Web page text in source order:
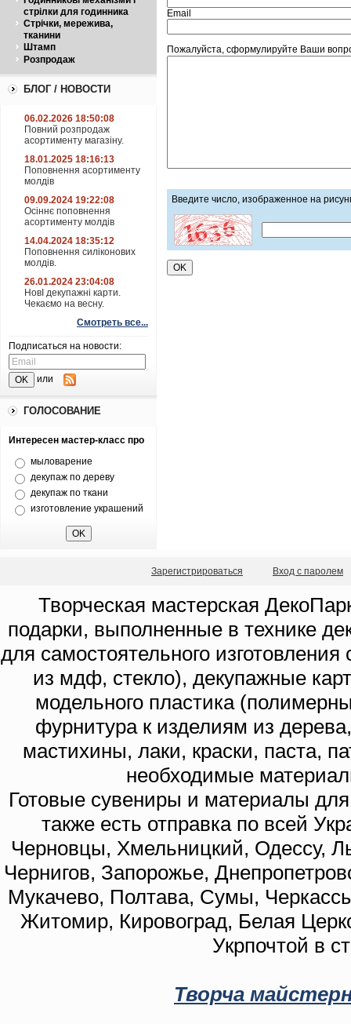
стрілки для годинника
Стрічки, мережива,
тканини
Штамп
Розпродаж
БЛОГ / НОВОСТИ
06.02.2026 18:50:08
Повний розпродаж
асортименту магазіну.
18.01.2025 18:16:13
Поповнення асортименту
молдів
09.09.2024 19:22:08
Осіннє поповнення
асортименту молдів
14.04.2024 18:35:12
Поповнення силіконових
молдів.
26.01.2024 23:04:08
НовІ декупажні карти.
Чекаємо на весну.
Смотреть все...
Подписаться на новости:
или
ГОЛОСОВАНИЕ
Интересен мастер-класс про
мыловарение
декупаж по дереву
декупаж по ткани
изготовление украшений
Email
Пожалуйста, сформулируйте Ваши
Введите число, изображенное на
Зарегистрироваться Вход с паролем
Творческая мастерская
подарки, выполненные в технике
для самостоятельного
из мдф, стекло), декупажные
модельного пластика
фурнитура к изделиям из
мастихины, лаки, краски, паста,
необходимые
Готовые сувениры и материалы
также есть отправка по всей
Черновцы, Хмельницкий, Одессу,
Чернигов, Запорожье,
Мукачево, Полтава, Сумы,
Житомир, Кировоград, Белая
Укрпочтой в
Творча